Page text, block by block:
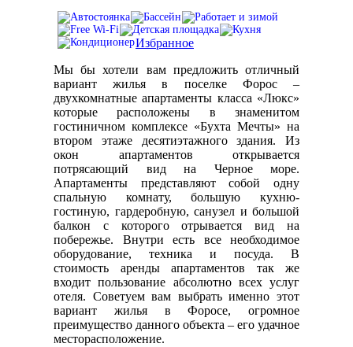
Избранное
Мы бы хотели вам предложить отличный
вариант жилья в поселке Форос –
двухкомнатные апартаменты класса «Люкс»
которые расположены в знаменитом
гостиничном комплексе «Бухта Мечты» на
втором этаже десятиэтажного здания. Из
окон апартаментов открывается
потрясающий вид на Черное море.
Апартаменты представляют собой одну
спальную комнату, большую кухню-
гостиную, гардеробную, санузел и большой
балкон с которого отрывается вид на
побережье. Внутри есть все необходимое
оборудование, техника и посуда. В
стоимость аренды апартаментов так же
входит пользование абсолютно всех услуг
отеля. Советуем вам выбрать именно этот
вариант жилья в Форосе, огромное
преимущество данного объекта – его удачное
месторасположение.